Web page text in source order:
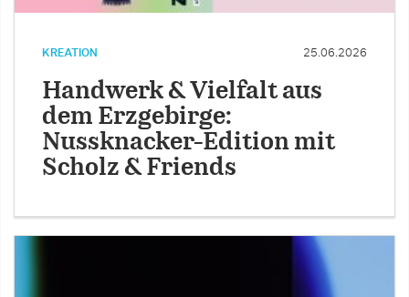
KREATION 25.06.2026
Handwerk & Vielfalt aus
dem Erzgebirge:
Nussknacker-Edition mit
Scholz & Friends